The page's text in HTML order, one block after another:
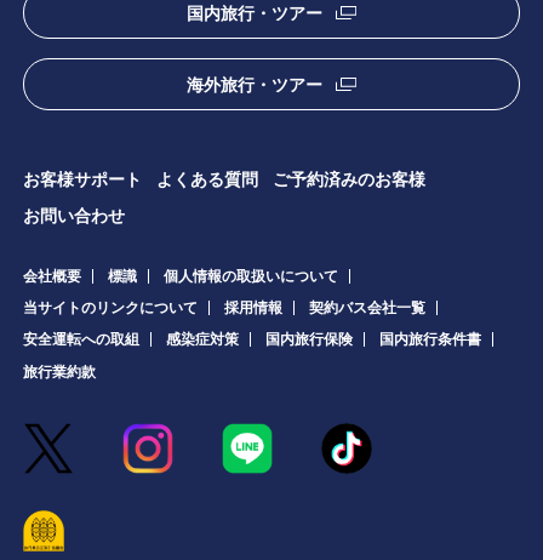
国内旅行・ツアー
海外旅行・ツアー
お客様サポート よくある質問
ご予約済みのお客様
お問い合わせ
会社概要 標識
個人情報の取扱いについて
当サイトのリンクについて
採用情報
契約バス会社一覧
安全運転への取組
感染症対策 国内旅行保険
国内旅行条件書
旅行業約款